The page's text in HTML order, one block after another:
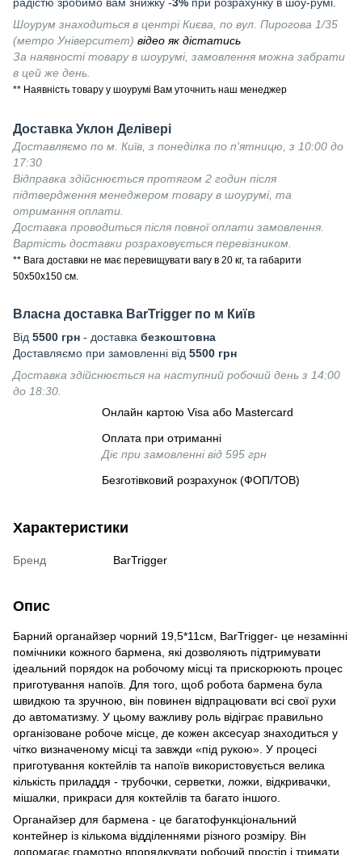
Шоурум знаходиться в центрі Києва, по вул. Пирогова 1/35
(метро Університет) відео як дістатись
За наявності товару в шоурумі, замовлення можна забрати
в цей же день.
** Наявність товару у шоурумі Вам уточнить наш менеджер
Доставка Уклон Делівері
Доставляємо по м. Київ, з понеділка по п'ятницю, з 10:00 до
17:30
Відправка здійснюється протягом 2 годин після
підтвердження менеджером товару в шоурумі, та
отримання оплати.
Доставка проводиться після повної оплати замовлення.
Вартість доставки розраховується перевізником.
** Вага доставки не має перевищувати вагу в 20 кг, та габарити
50х50х150 см.
Власна доставка BarTrigger по м Київ
Від 5500 грн - доставка безкоштовна
Доставляємо при замовленні від 5500 грн
Доставка здійснюється на наступний робочий день з 14:00
до 18:30.
Онлайн картою Visa або Mastercard
Оплата при отриманні
Діє при замовленні від 595 грн
Безготівковий розрахунок (ФОП/ТОВ)
Характеристики
Бренд BarTrigger
Опис
Барний органайзер чорний 19,5*11см, BarTrigger- це незамінні
помічники кожного бармена, які дозволяють підтримувати
ідеальний порядок на робочому місці та прискорюють процес
приготування напоїв. Для того, щоб робота бармена була
швидкою та зручною, він повинен відпрацювати всі свої рухи
до автоматизму. У цьому важливу роль відіграє правильно
організоване робоче місце, де кожен аксесуар знаходиться у
чітко визначеному місці та завжди «під рукою». У процесі
приготування коктейлів та напоїв використовується велика
кількість приладдя - трубочки, серветки, ложки, відкривачки,
мішалки, прикраси для коктейлів та багато іншого.
Органайзер для бармена - це багатофункціональний
контейнер із кількома відділеннями різного розміру. Він
допомагає грамотно впорядкувати робочий простір і тримати